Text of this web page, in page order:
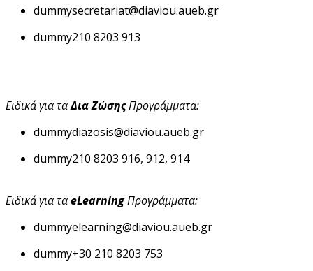
dummysecretariat@diaviou.aueb.gr
dummy210 8203 913
Ειδικά για ταΔια ΖώσηςΠρογράμματα:
dummydiazosis@diaviou.aueb.gr
dummy210 8203 916, 912, 914
Ειδικά για ταeLearningΠρογράμματα:
dummyelearning@diaviou.aueb.gr
dummy+30 210 8203 753